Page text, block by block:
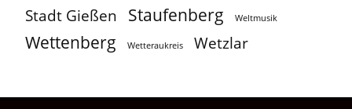
Stadt Gießen Staufenberg Weltmusik
Wettenberg Wetteraukreis Wetzlar